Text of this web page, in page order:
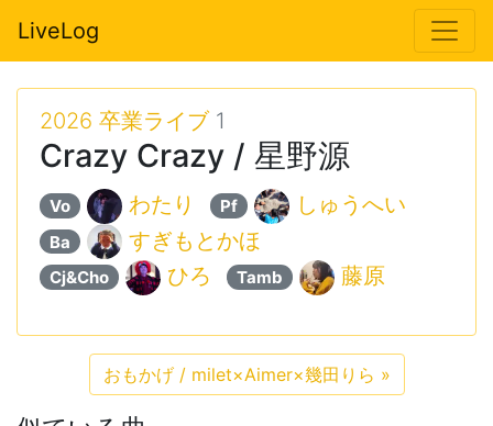
LiveLog
2026 卒業ライブ1
Crazy Crazy / 星野源
Vo わたり Pf しゅうへい
Ba すぎもとかほ
Cj&Cho ひろ Tamb 藤原
おもかげ / milet×Aimer×幾田りら »